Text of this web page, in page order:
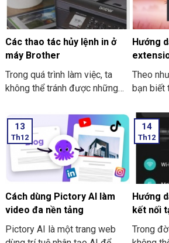
cùng Thiên Sơn Computer tìm
hiểu nhé.
Các thao tác hủy lệnh in ở
máy Brother
Trong quá trình làm việc, ta
không thể tránh được những
Sẽ có lúc bạn lỡ tay nhấn in
nhầm, nhấn nhầm file hay là lỡ
tay nhấn chọn in ra nhiều bản
hơn. Các thao tác hủy lệnh in ở
máy Brother là hủy, không cần
in thêm tài liệu tiếp nữa. Và
việc thực hiện hủy lệnh in là
điều tốt nhất nhằm tránh sự
lãng phí thời gian.
Hướng
danh ở
Theo
bạn biết
tab ẩn
THIÊN
chỉ cho
13
Th12
Cách dùng Pictory AI làm
video đa nền tảng
Pictory AI là một trang web
14
Th12
Hướng
kết nối
Trong